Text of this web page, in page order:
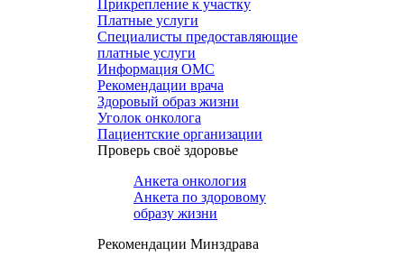
Прикрепление к участку
Платные услуги
Специалисты предоставляющие
платные услуги
Информация ОМС
Рекомендации врача
Здоровый образ жизни
Уголок онколога
Пациентские организации
Проверь своё здоровье
Анкета онкология
Анкета по здоровому
образу жизни
Рекомендации Минздрава